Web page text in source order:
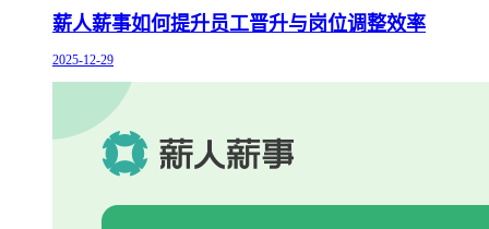
薪人薪事如何提升员工晋升与岗位调整效率
2025-12-29